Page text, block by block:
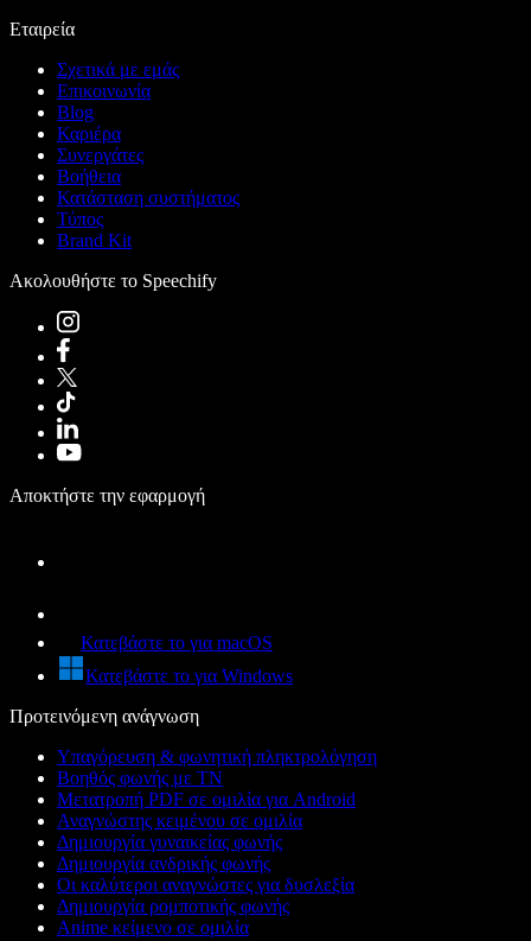
Εταιρεία
Σχετικά με εμάς
Επικοινωνία
Blog
Καριέρα
Συνεργάτες
Βοήθεια
Κατάσταση συστήματος
Τύπος
Brand Kit
Ακολουθήστε το Speechify
Αποκτήστε την εφαρμογή
Κατεβάστε το για macOS
Κατεβάστε το για Windows
Προτεινόμενη ανάγνωση
Υπαγόρευση & φωνητική πληκτρολόγηση
Βοηθός φωνής με ΤΝ
Μετατροπή PDF σε ομιλία για Android
Αναγνώστης κειμένου σε ομιλία
Δημιουργία γυναικείας φωνής
Δημιουργία ανδρικής φωνής
Οι καλύτεροι αναγνώστες για δυσλεξία
Δημιουργία ρομποτικής φωνής
Anime κείμενο σε ομιλία